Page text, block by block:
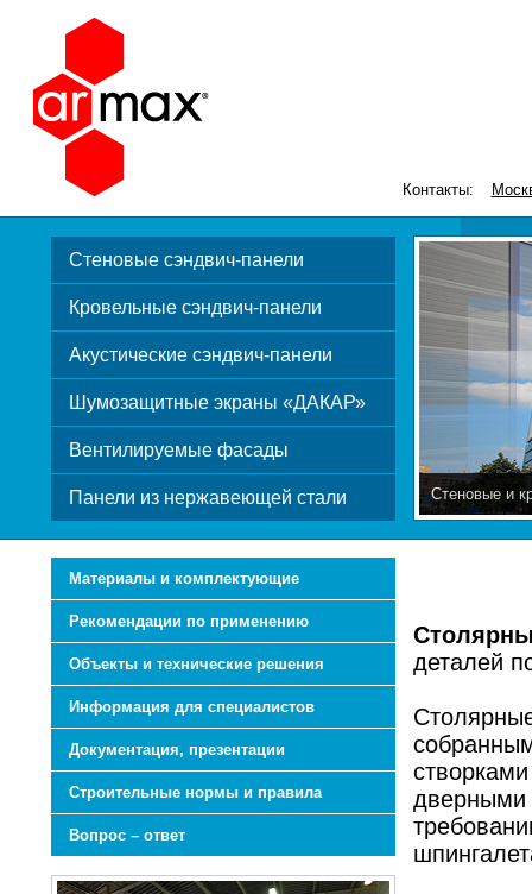
Контакты:
Стеновые сэндвич-панели
Кровельные сэндвич-панели
Акустические сэндвич-панели
Шумозащитные экраны «ДАКАР»
Вентилируемые фасады
Панели из нержавеющей стали Стеновые и
Материалы и комплектующие
Рекомендации по применению
Объекты и технические решения
Информация для специалистов
Документация, презентации
Строительные нормы и правила
Вопрос – ответ
деталей
дверными